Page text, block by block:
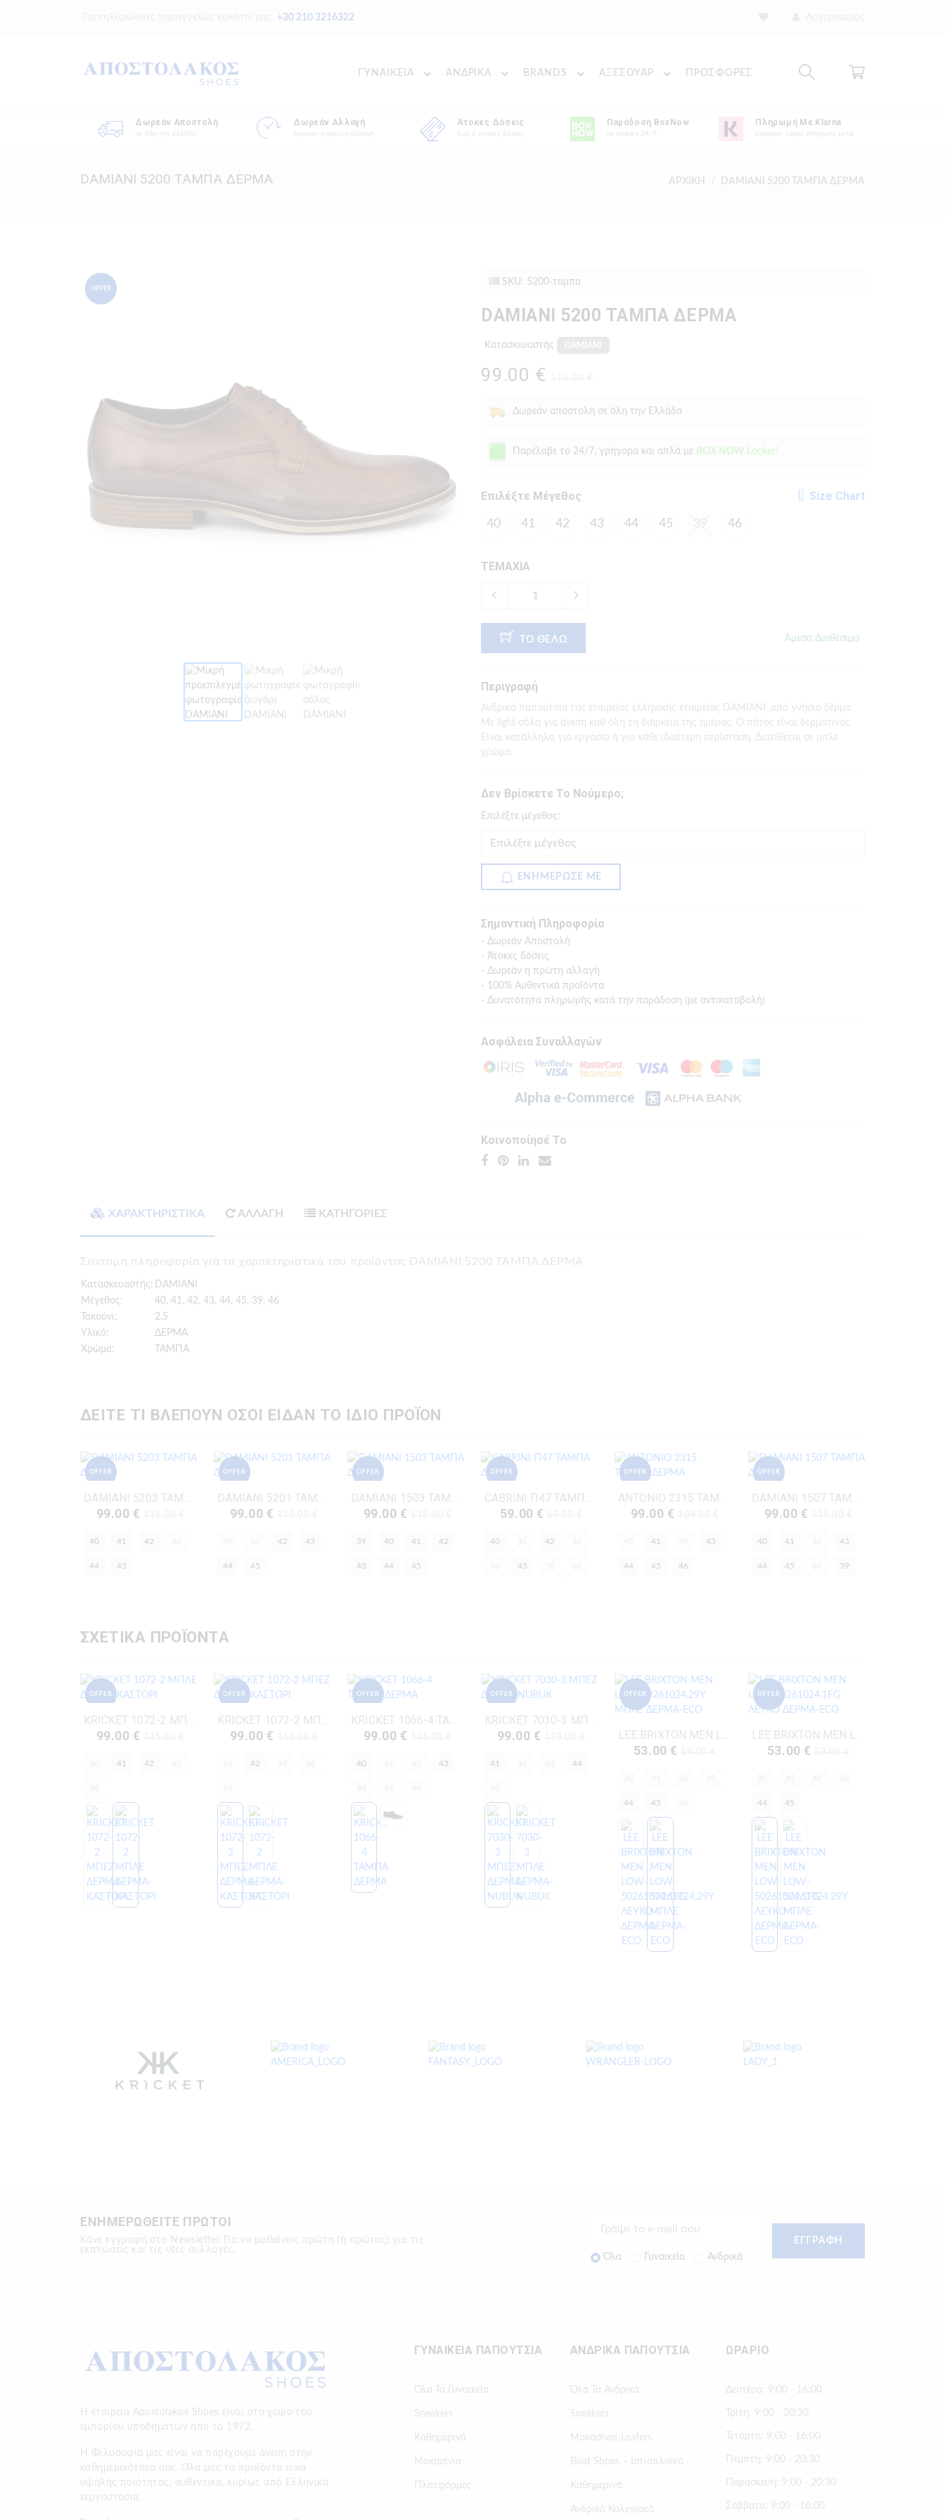
+30 210 3216322
ΓΥΝΑΙΚΕΙΑ ΑΝΔΡΙΚΑ BRANDS ΑΞΕΣΟΥΑΡ ΠΡΟΣΦΟΡΕΣ
Δωρεάν Αποστολή
σε όλη την Ελλάδα
Δωρεάν Αλλαγή
δωρεάν η πρώτη αλλαγή
Άτοκες Δόσεις
έως 6 άτοκες δόσεις
Παράδοση BoxNow
σε lockers 24/7
Πληρωμή Με Klarna
αγόρασε τώρα, πλήρωσε μετά
DAMIANI 5200 ΤΑΜΠΑ ΔΕΡΜΑ ΑΡΧΙΚΗ DAMIANI 5200 ΤΑΜΠΑ ΔΕΡΜΑ
OFFER
SKU: 5200-ταμπα
DAMIANI 5200 ΤΑΜΠΑ ΔΕΡΜΑ
Κατασκευαστής
99.00 €
Δωρεάν αποστολή σε όλη την Ελλάδα
Παρέλαβε το 24/7, γρήγορα και απλά με BOX NOW Locker!
Eπιλέξτε Μέγεθος Size Chart
40 41 42 43 44 45 39 46
ΤΕΜΑΧΙΑ
ΤΟ ΘΕΛΩ Άμεσα Διαθέσιμο
Περιγραφή
Ανδρικά παπούτσια της εταιρείας ελληνικής εταιρείας DAMIANI ,από γνήσιο δέρμα.
Με light σόλα για άνεση καθ όλη τη διάρκεια της ημέρας. Ο πάτος είναι δερμάτινος.
Είναι κατάλληλα για εργασία ή για κάθε ιδιαίτερη περίσταση. Διατίθεται σε μπλε
χρώμα.
Δεν Βρίσκετε Το Νούμερο;
Eπιλέξτε μέγεθος:
ΕΝΗΜΕΡΩΣΕ ΜΕ
Σημαντική Πληροφορία
- Δωρεάν Αποστολή
- Άτοκες δόσεις
- Δωρεάν η πρώτη αλλαγή
- 100% Αυθεντικά προϊόντα
- Δυνατότητα πληρωμής κατά την παράδοση (με αντικαταβολή)
Ασφάλεια Συναλλαγών
Κοινοποίησέ Το
ΧΑΡΑΚΤΗΡΙΣΤΙΚΑ ΑΛΛΑΓΗ ΚΑΤΗΓΟΡΙΕΣ
Σύντομη πληροφορία για τα χαρακτηριστικά του προϊόντος DAMIANI 5200 ΤΑΜΠΑ ΔΕΡΜΑ
Κατασκευαστής: DAMIANI
Μέγεθος:
40, 41, 42, 43, 44, 45, 39, 46
Τακούνι:
2.5
Υλικό:
ΔΕΡΜΑ
Χρώμα:
ΤΑΜΠΑ
ΔΕΙΤΕ ΤΙ ΒΛΕΠΟΥΝ ΟΣΟΙ ΕΙΔΑΝ ΤΟ ΙΔΙΟ ΠΡΟΪΟΝ
OFFER
DAMIANI 5203 ΤΑΜΠΑ ΔΕΡΜΑ
99.00 €
40 41 42
44 45
OFFER
DAMIANI 5201 ΤΑΜΠΑ ΔΕΡΜΑ
99.00 €
42 43
44 45
OFFER
DAMIANI 1503 ΤΑΜΠΑ ΔΕΡΜΑ
99.00 €
39 40 41 42
43 44 45
OFFER
CABRINI Π47 ΤΑΜΠΑ ΔΕΡΜΑ
59.00 €
40 42
45
OFFER
ANTONIO 2315 ΤΑΜΠΑ ΔΕΡΜΑ
99.00 €
41 43
44 45 46
OFFER
DAMIANI 1507 ΤΑΜΠΑ ΔΕΡΜΑ
99.00 €
40 41 43
44 45 39
ΣΧΕΤΙΚΑ ΠΡΟΪΟΝΤΑ
OFFER
KRICKET 1072-2 ΜΠΛΕ ΔΕΡΜΑ-ΚΑΣΤΟΡΙ
99.00 €
41 42
OFFER
KRICKET 1072-2 ΜΠΕΖ ΔΕΡΜΑ-ΚΑΣΤΟΡΙ
99.00 €
42
OFFER
KRICKET 1066-4 ΤΑΜΠΑ ΔΕΡΜΑ
99.00 €
40 43
OFFER
KRICKET 7030-3 ΜΠΕΖ ΔΕΡΜΑ-NUBUK
99.00 €
41 44
OFFER
LEE BRIXTON MEN LOW-50261024.29Y ΜΠΛΕ ΔΕΡΜΑ-ECO
53.00 €
44 45
OFFER
LEE BRIXTON MEN LOW-50261024.1FG ΛΕΥΚΟ ΔΕΡΜΑ-ECO
53.00 €
44 45
ΕΝΗΜΕΡΩΘΕΙΤΕ ΠΡΩΤΟΙ
Κάνε εγγραφή στο Newsletter Για να μαθαίνεις πρώτη (ή πρώτος) για τις
εκπτώσεις και τις νέες συλλογές.
Όλα Γυναικεία Ανδρικά
ΕΓΓΡΑΦΗ
Η εταιρεία Apostolakos Shoes είναι στο χώρο του
εμπορίου υποδημάτων από το 1972.
H Φιλοσοφία μας είναι να παρέχουμε άνεση στην
καθημερινότητα σας. Όλα μας τα προϊόντα είναι
υψηλής ποιότητας, αυθεντικά, κυρίως από Ελληνικά
εεργοστάσια.
ΓΥΝΑΙΚΕΙΑ ΠΑΠΟΥΤΣΙΑ
Όλα Τα Γυναικεία
Sneakers
Καθημερινά
Μοκασίνια
Πλατφόρμες
ΑΝΔΡΙΚΑ ΠΑΠΟΥΤΣΙΑ
Όλα Τα Ανδρικά
Sneakers
Μοκασίνια-Loafers
Boat Shoes – Ιστιοπλοϊκά
Καθημερινά
Ανδρικά Κολεγιακά
ΩΡΑΡΙΟ
Δευτέρα: 9:00 - 16:00
Τρίτη: 9:00 - 20:30
Τετάρτη: 9:00 - 16:00
Πέμπτη: 9:00 - 20:30
Παρασκευή: 9:00 - 20:30
Σάββατο: 9:00 - 16:00